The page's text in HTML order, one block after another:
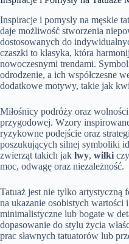
Inspiracje i pomysły na męskie
daje możliwość stworzenia
dostosowanych do
czaszki to klasyka, która
nowoczesnymi trendami.
odrodzenie, a ich współczesne
dodatkowe motywy, takie jak
Miłośnicy podróży oraz
przygodowej. Wzory
ryzykowne podejście oraz
poszukujących silnej symboliki
zwierząt takich jak lwy, wilki czy
moc, odwagę oraz niezależność.
Tatuaż jest nie tylko artystyczną
na ukazanie osobistych wartości
minimalistyczne lub bogate w
dopasowanie do stylu życia
prac sławnych tatuatorów lub